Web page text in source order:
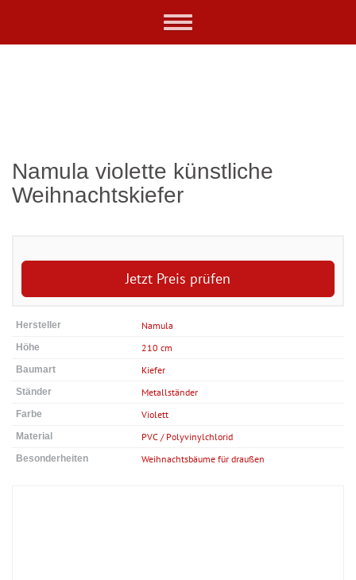
Toggle
Namula violette künstliche
Weihnachtskiefer
Jetzt Preis prüfen
Hersteller Namula
Höhe 210 cm
Baumart Kiefer
Ständer Metallständer
Farbe Violett
Material PVC / Polyvinylchlorid
Besonderheiten Weihnachtsbäume für draußen